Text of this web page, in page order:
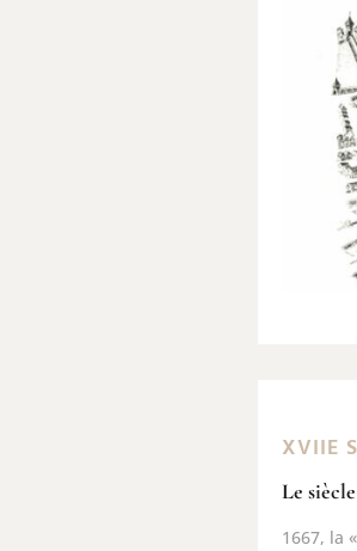
XVIIE
Le
1667, la